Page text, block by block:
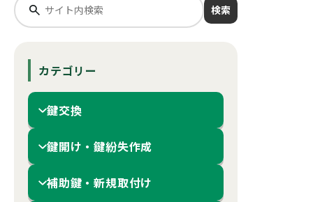
検索
カテゴリー
鍵交換
鍵開け・鍵紛失作成
補助鍵・新規取付け